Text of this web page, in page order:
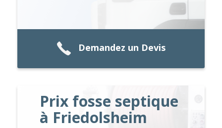
Demandez un Devis
Prix fosse septique
à Friedolsheim